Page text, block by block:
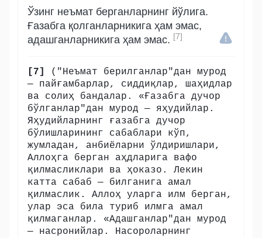
Ўзинг неъмат берганларнинг йўлига.
Ғазабга қолганларникига ҳам эмас,
адашганларникига ҳам эмас. [7]
[7]
("Неъмат берилганлар"дан мурод
— пайғамбарлар, сиддиқлар, шаҳидлар
ва солиҳ бандалар. «Ғазабга дучор
бўлганлар"дан мурод — яҳудийлар.
Яҳудийларнинг ғазабга дучор
бўлишларининг сабаблари кўп,
жумладан, анбиёларни ўлдиришлари,
Аллоҳга берган аҳдларига вафо
қилмасликлари ва ҳоказо. Лекин
катта сабаб — билганига амал
қилмаслик. Аллоҳ уларга илм берган,
улар эса била туриб илмга амал
қилмаганлар. «Адашганлар"дан мурод
— насронийлар. Насороларнинг